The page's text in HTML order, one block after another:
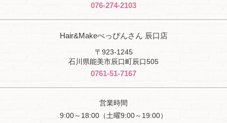
076-274-2103
Hair&Makeべっぴんさん 辰口店
〒923-1245
石川県能美市辰口町辰口505
0761-51-7167
営業時間
9:00～18:00（土曜9:00～19:00）